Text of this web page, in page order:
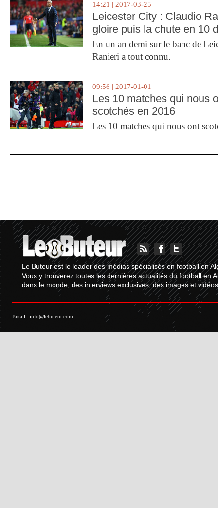
14:21 | 2017-03-25
Leicester City : Claudio
gloire puis la chute en 10
En un an demi sur le banc de
Ranieri a tout connu.
09:56 | 2017-01-01
Les 10 matches qui nous
scotchés en 2016
Les 10 matches qui nous ont
Le Buteur est le leader des médias spécialisés en football en
Vous y trouverez toutes les dernières actualités du football en
dans le monde, des interviews exclusives, des images et
Email : info@lebuteur.com